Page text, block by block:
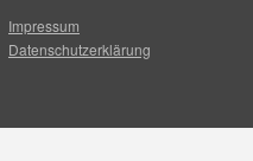
Impressum
Datenschutzerklärung